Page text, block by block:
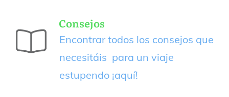
Consejos
Encontrar todos los consejos que
necesitáis para un viaje
estupendo ¡aquí!